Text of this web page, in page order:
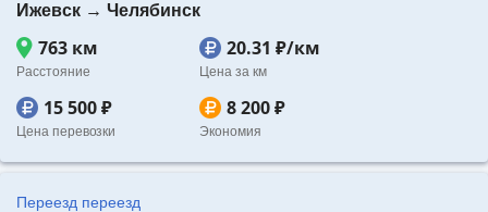
Ижевск → Челябинск
763 км
Расстояние
20.31 ₽/км
Цена за км
15 500 ₽
Цена перевозки
8 200 ₽
Экономия
Переезд переезд